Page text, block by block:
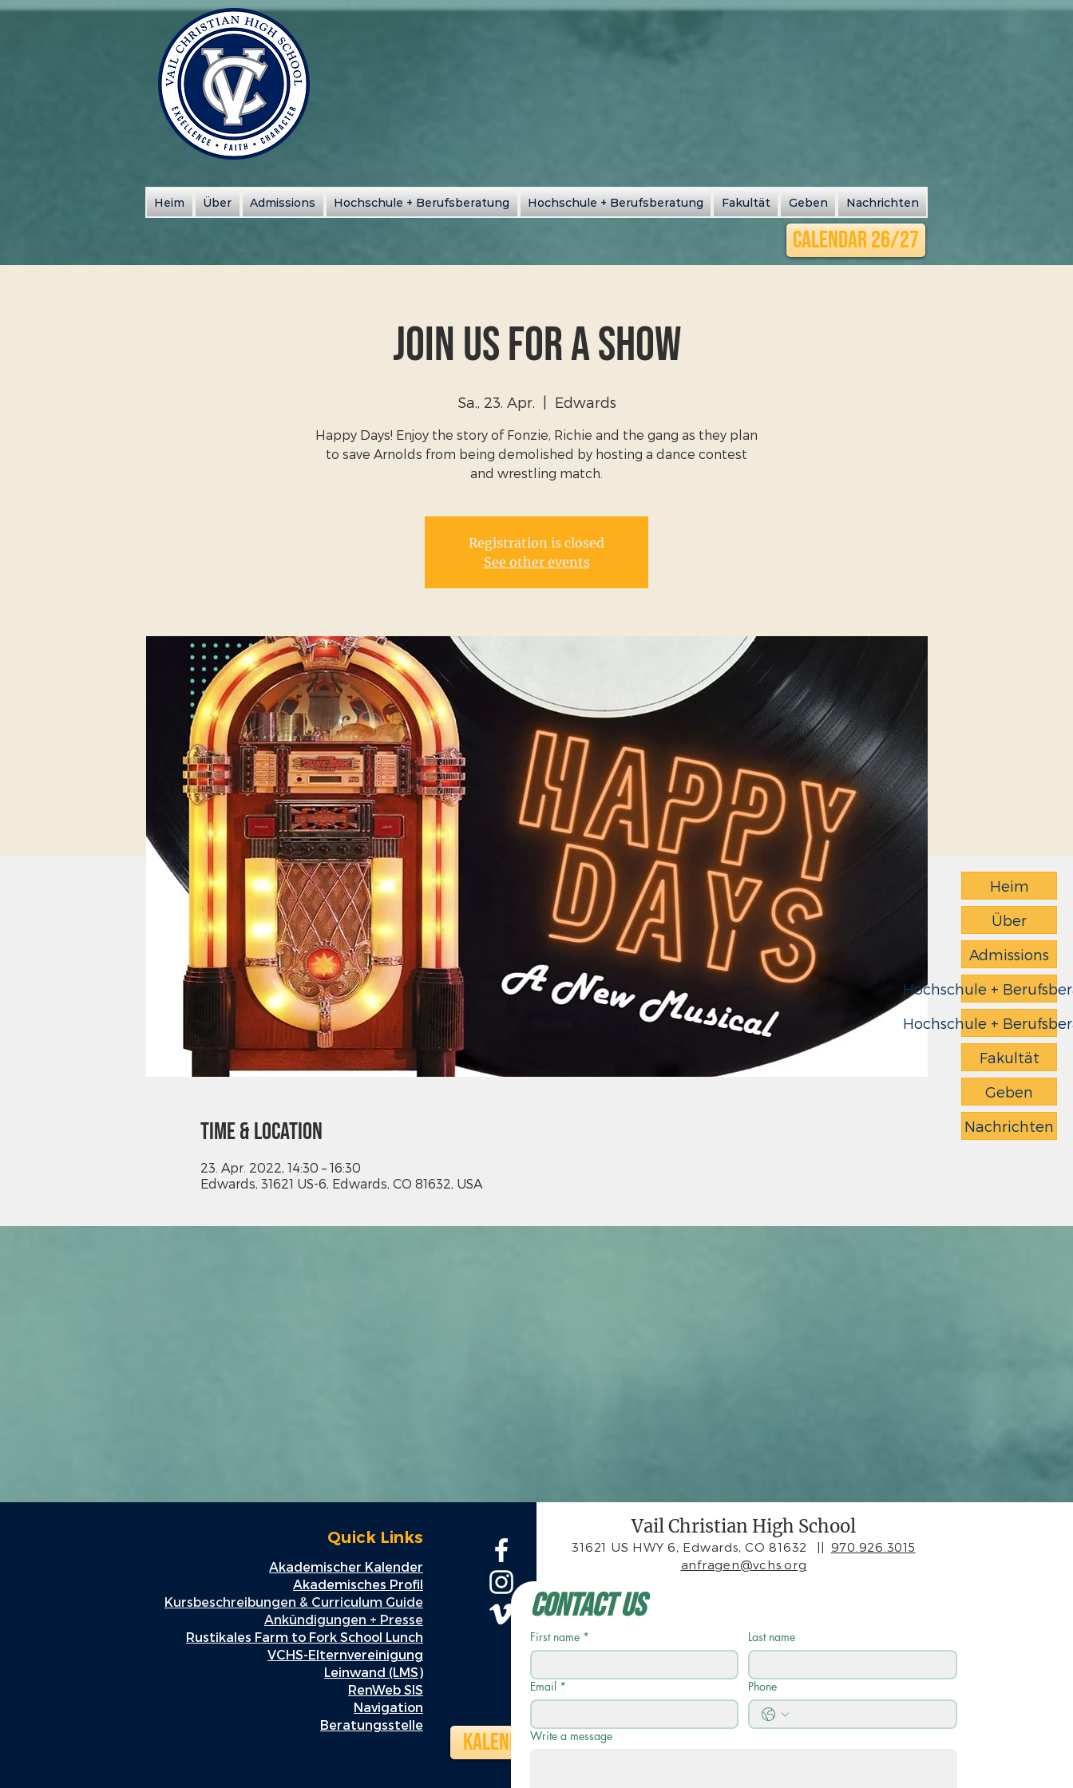
Heim Über Admissions Hochschule + Berufsberatung Hochschule + Berufsberatung Fakultät Geben Nachrichten
Calendar 26/27
Heim
Über
Admissions
Hochschule +
Hochschule +
Fakultät
Geben
Nachrichten
Join Us for a Show
Sa., 23. Apr. Edwards
Happy Days! Enjoy the story of Fonzie, Richie and the gang as they plan
to save Arnolds from being demolished by hosting a dance contest
and wrestling match.
Registration is closed
See other events
Time & Location
23. Apr. 2022, 14:30 – 16:30
Edwards, 31621 US-6, Edwards, CO 81632, USA
Quick Links
Akademischer Kalender
Akademisches Profil
Kursbeschreibungen & Curriculum Guide
Ankündigungen + Presse
Rustikales Farm to Fork School Lunch
VCHS-Elternvereinigung
Leinwand (LMS)
RenWeb SIS
Navigation
Beratungsstelle
Kalender
Vail Christian High School
31621 US HWY 6, Edwards, CO 81632 || 970.926.3015
anfragen@vchs.org
Contact Us
First name * Last name
Email * Phone
Write a message